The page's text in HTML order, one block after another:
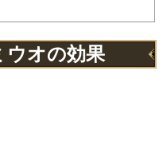
ウオの効果